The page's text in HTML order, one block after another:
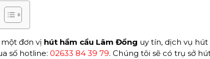
đơn vị hút hầm cầu Lâm Đồng uy tín, dịch vụ hút
số hotline: 02633 84 39 79. Chúng tôi sẽ có trụ sở